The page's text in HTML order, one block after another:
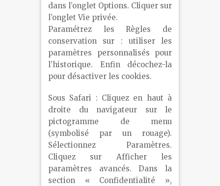
dans l’onglet Options. Cliquer sur
l’onglet Vie privée.
Paramétrez les Règles de
conservation sur : utiliser les
paramètres personnalisés pour
l’historique. Enfin décochez-la
pour désactiver les cookies.
Sous Safari : Cliquez en haut à
droite du navigateur sur le
pictogramme de menu
(symbolisé par un rouage).
Sélectionnez Paramètres.
Cliquez sur Afficher les
paramètres avancés. Dans la
section « Confidentialité »,